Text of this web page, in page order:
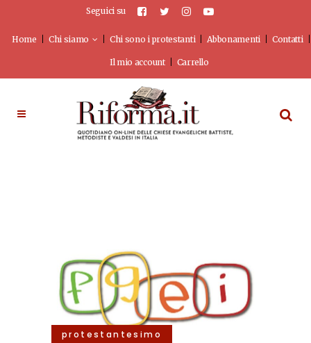
Seguici su
Home Chi siamo Chi sono i protestanti Abbonamenti Contatti
Il mio account Carrello
protestantesimo